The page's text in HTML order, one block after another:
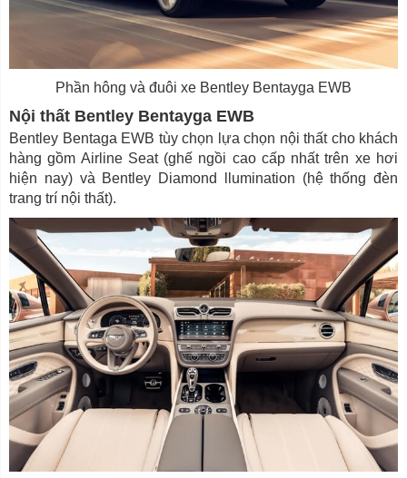
Phần hông và đuôi xe Bentley Bentayga EWB
Nội thất Bentley Bentayga EWB
Bentley Bentaga EWB tùy chọn lựa chọn nội thất cho khách
hàng gồm Airline Seat (ghế ngồi cao cấp nhất trên xe hơi
hiện nay) và Bentley Diamond llumination (hệ thống đèn
trang trí nội thất).